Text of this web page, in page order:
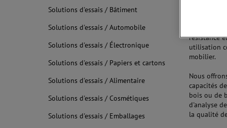
Solutions d'essais / Bâtiment
Solutions d'essais / Automobile
Solutions d'essais / Électronique
Solutions d'essais / Papiers et cartons
Solutions d'essais / Alimentaire
Solutions d'essais / Cosmétiques
Solutions d'essais / Emballages
en
résistance
utilisation
mobilier.
Nous
capacités
bois ou de
d'analyse
la qualité